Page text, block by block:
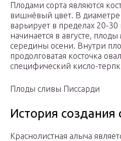
Плодами сорта являются
вишнёвый цвет. В диаметре
варьирует в пределах 20-30
начинается в августе,
середины осени. Внутри
продолговатая косточка
специфический кисло-
Плоды сливы Писсарди
История создания
Краснолистная алыча